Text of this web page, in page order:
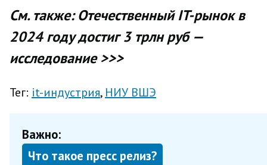
См. также: Отечественный IT-рынок в
2024 году достиг 3 трлн руб —
исследование >>>
Тег: it-индустрия НИУ ВШЭ
Важно:
Что такое пресс релиз?